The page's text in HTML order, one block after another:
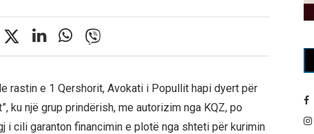
rastin e 1 Qershorit, Avokati i Popullit hapi dyert për
ku një grup prindërish, me autorizim nga KQZ, po
i cili garanton financimin e plotë nga shteti për kurimin